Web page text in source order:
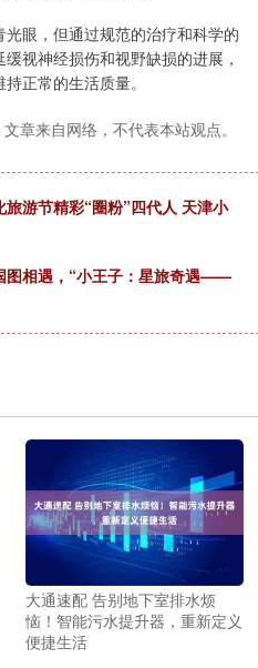
眼，但通过规范的治疗和科学的
视神经损伤和视野缺损的进展，
正常的生活质量。
章来自网络，不代表本站观点。
游节精彩“圈粉”四代人 天津小
图相遇，“小王子：星旅奇遇——
大通速配 告别地下室排水烦
恼！智能污水提升器，重新定义
便捷生活